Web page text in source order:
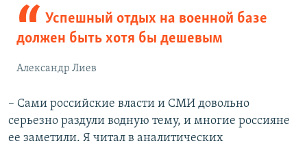
Успешный отдых на военной базе
должен быть хотя бы дешевым
Александр Лиев
– Сами российские власти и СМИ довольно
серьезно раздули водную тему, и многие россияне
ее заметили. Я читал в аналитических